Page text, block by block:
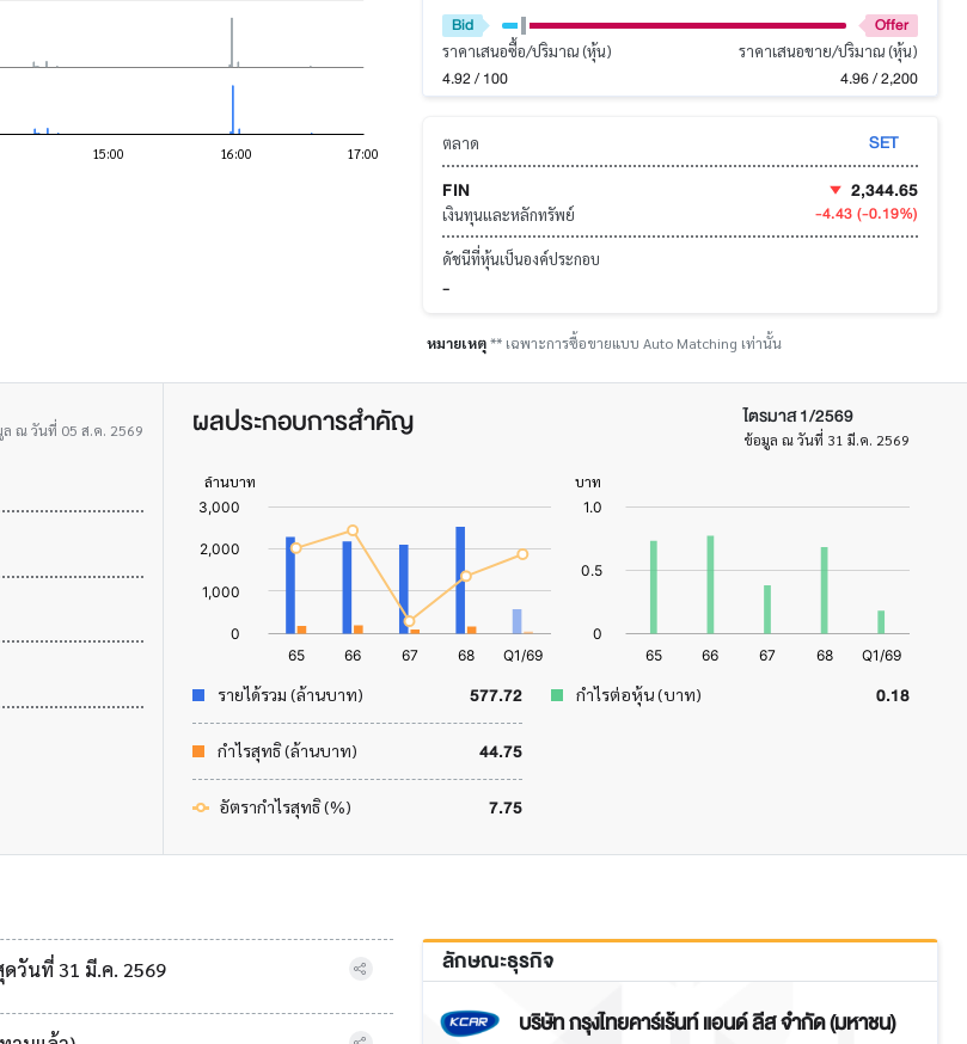
Bid Offer
ราคาเสนอซื้อ/ปริมาณ (หุ้น)
4.92 / 100
ราคาเสนอขาย/ปริมาณ (หุ้น)
4.96 / 2,200
ตลาด
SET
FIN
เงินทุนและหลักทรัพย์
2,344.65
-4.43(-0.19%)
ดัชนีที่หุ้นเป็นองค์ประกอบ
-
หมายเหตุ** เฉพาะการซื้อขายแบบ Auto Matching เท่านั้น
ล ณ วันที่ 05 ส.ค. 2569 ผลประกอบการสำคัญ ไตรมาส 1/2569
ข้อมูล ณ วันที่ 31 มี.ค. 2569
รายได้รวม (ล้านบาท) 577.72
กำไรสุทธิ (ล้านบาท) 44.75
อัตรากำไรสุทธิ (%) 7.75
กำไรต่อหุ้น (บาท) 0.18
วันที่ 31 มี.ค. 2569
ลักษณะธุรกิจ
บริษัท กรุงไทยคาร์เร้นท์ แอนด์ ลีส จำกัด (มหาชน)